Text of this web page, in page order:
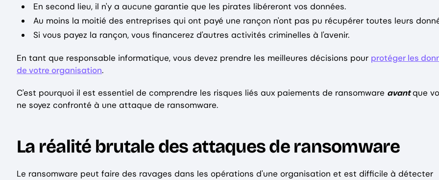
En second lieu, il n'y a aucune garantie que les pirates libéreront vos données.
Au moins la moitié des entreprises qui ont payé une rançon n'ont pas pu récupérer toutes leurs
Si vous payez la rançon, vous financerez d'autres activités criminelles à l'avenir.
En tant que responsable informatique, vous devez prendre les meilleures décisions pour protéger les
de votre organisation.
C'est pourquoi il est essentiel de comprendre les risques liés aux paiements de ransomware avantque
ne soyez confronté à une attaque de ransomware.
La réalité brutale des attaques de ransomware
Le ransomware peut faire des ravages dans les opérations d'une organisation et est difficile à détecter